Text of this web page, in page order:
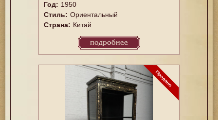
Год: 1950
Стиль: Ориентальный
Страна: Китай
подробнее